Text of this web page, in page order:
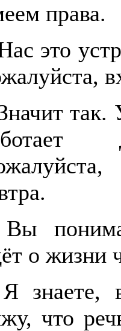
права.
это
так.
о жизни
знаете,
что